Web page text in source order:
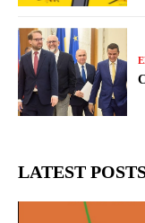
LATEST